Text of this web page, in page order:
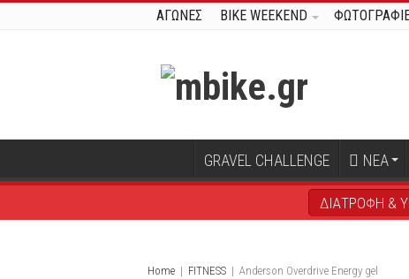
ΑΓΩΝΕΣ BIKE WEEKEND
GRAVEL CHALLENGE ΝΕΑ
ΔΙΑΤΡΟΦΗ &
Home | FITNESS | Anderson Overdrive Energy gel